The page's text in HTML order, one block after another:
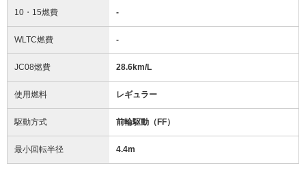
10・15燃費 -
WLTC燃費 -
JC08燃費 28.6km/L
使用燃料 レギュラー
駆動方式 前輪駆動（FF）
最小回転半径 4.4m